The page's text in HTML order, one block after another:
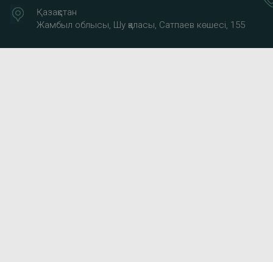
Қазақстан
Жамбыл облысы, Шу қаласы, Сатпаев көшесі, 155